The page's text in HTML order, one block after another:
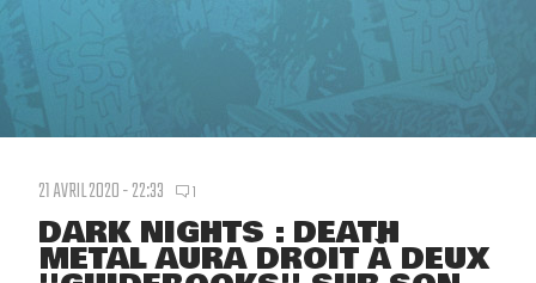
21 AVRIL 2020 - 22:33 1
DARK NIGHTS : DEATH
METAL AURA DROIT À DEUX